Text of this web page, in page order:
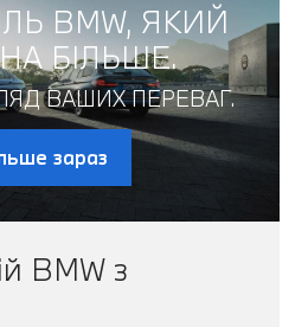
BMW з
BMW, ЯКИЙ
БІЛЬШЕ.
ВАШИХ ПЕРЕВАГ.
зараз